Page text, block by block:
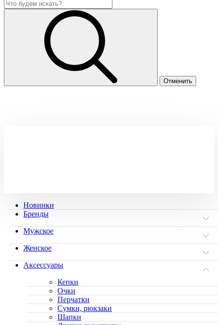
Новинки
Бренды
Мужское
Женское
Аксессуары
Кепки
Очки
Перчатки
Сумки, рюкзаки
Шапки